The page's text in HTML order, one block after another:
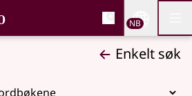
, Bokmålsordboka og
NB
Enkelt søk